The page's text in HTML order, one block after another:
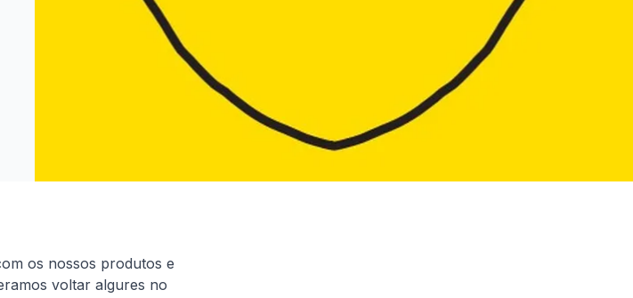
os nossos produtos e
voltar algures no